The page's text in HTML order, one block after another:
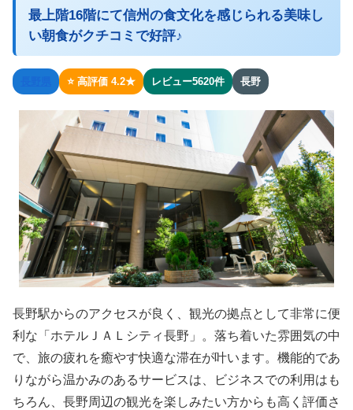
最上階16階にて信州の食文化を感じられる美味し
い朝食がクチコミで好評♪
⭐ 高評価 4.2★ レビュー5620件 長野
長野駅からのアクセスが良く、観光の拠点として非常に便
利な「ホテルＪＡＬシティ長野」。落ち着いた雰囲気の中
で、旅の疲れを癒やす快適な滞在が叶います。機能的であ
りながら温かみのあるサービスは、ビジネスでの利用はも
ちろん、長野周辺の観光を楽しみたい方からも高く評価さ